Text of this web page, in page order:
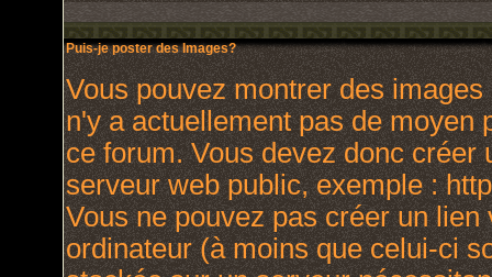
Puis-je poster des Images?
Vous pouvez montrer des
n'y a actuellement pas de moyen
ce forum. Vous devez donc
serveur web public, exemple :
Vous ne pouvez pas créer un
ordinateur (à moins que celui-ci